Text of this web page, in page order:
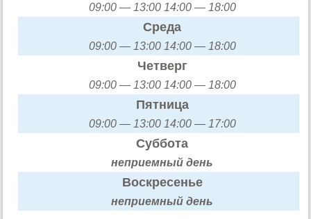
09:00 — 13:00 14:00 — 18:00
Среда
09:00 — 13:00 14:00 — 18:00
Четверг
09:00 — 13:00 14:00 — 18:00
Пятница
09:00 — 13:00 14:00 — 17:00
Суббота
неприемный день
Воскресенье
неприемный день